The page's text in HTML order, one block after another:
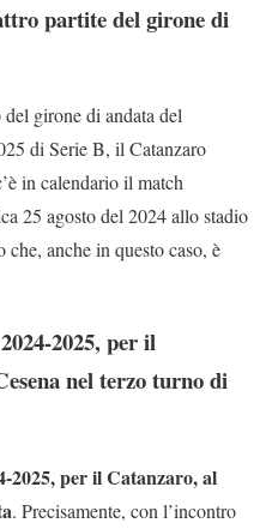
partite del girone di
girone di andata del
di Serie B, il Catanzaro
in calendario il match
25 agosto del 2024 allo stadio
che, anche in questo caso, è
2025, per il
nel terzo turno di
2025, per il Catanzaro, al
. Precisamente, con l’incontro